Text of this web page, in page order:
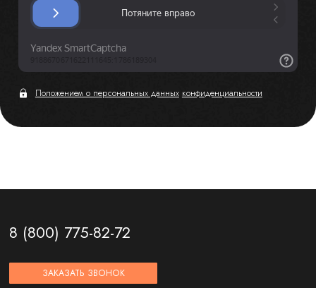
Положением о персональных данных конфиденциальности
8 (800) 775-82-72
ЗАКАЗАТЬ ЗВОНОК